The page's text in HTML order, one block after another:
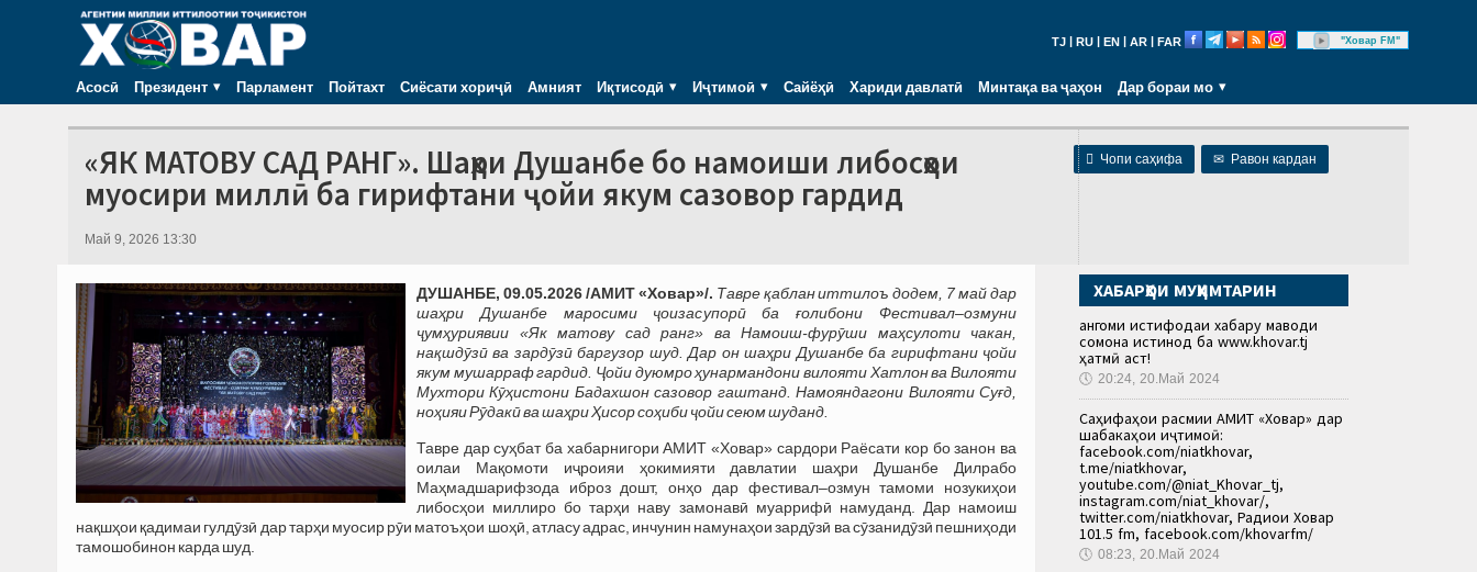
TJ RU EN AR FAR "Ховар FM"
Асосӣ Президент Парламент Пойтахт Сиёсати хориҷӣ Амният Иқтисодӣ Иҷтимоӣ Сайёҳӣ Хариди давлатӣ Минтақа ва ҷаҳон Дар бораи мо
 Чопи саҳифа ✉ Равон кардан
«ЯК МАТОВУ САД РАНГ». Шаҳри Душанбе бо намоиши либосҳои
муосири миллӣ ба гирифтани ҷойи якум сазовор гардид
Май 9, 2026 13:30
ДУШАНБЕ, 09.05.2026 /АМИТ «Ховар»/. Тавре қаблан иттилоъ додем, 7 май дар
шаҳри Душанбе маросими ҷоизасупорӣ ба ғолибони Фестивал–озмуни
ҷумҳуриявии «Як матову сад ранг» ва Намоиш-фурӯши маҳсулоти чакан,
нақшдӯзӣ ва зардӯзӣ баргузор шуд. Дар он шаҳри Душанбе ба гирифтани ҷойи
якум мушарраф гардид. Ҷойи дуюмро ҳунармандони вилояти Хатлон ва Вилояти
Мухтори Кӯҳистони Бадахшон сазовор гаштанд. Намояндагони Вилояти Суғд,
ноҳияи Рӯдакӣ ва шаҳри Ҳисор соҳиби ҷойи сеюм шуданд.
Тавре дар суҳбат ба хабарнигори АМИТ «Ховар» сардори Раёсати кор бо занон ва
оилаи Мақомоти иҷроияи ҳокимияти давлатии шаҳри Душанбе Дилрабо
Маҳмадшарифзода иброз дошт, онҳо дар фестивал–озмун тамоми нозукиҳои
либосҳои миллиро бо тарҳи наву замонавӣ муаррифӣ намуданд. Дар намоиш
нақшҳои қадимаи гулдӯзӣ дар тарҳи муосир рӯи матоъҳои шоҳӣ, атласу адрас, инчунин намунаҳои зардӯзӣ ва сӯзанидӯзӣ пешниҳоди
тамошобинон карда шуд.
ХАБАРҲОИ МУҲИМТАРИН
Ҳангоми истифодаи хабару маводи
сомона истинод ба www.khovar.tj
ҳатмӣ аст!
🕔 20:24, 20.Май 2024
Саҳифаҳои расмии АМИТ «Ховар» дар
шабакаҳои иҷтимоӣ:
facebook.com/niatkhovar,
t.me/niatkhovar,
youtube.com/@niat_Khovar_tj,
instagram.com/niat_khovar/,
twitter.com/niatkhovar, Радиои Ховар
101.5 fm, facebook.com/khovarfm/
🕔 08:23, 20.Май 2024